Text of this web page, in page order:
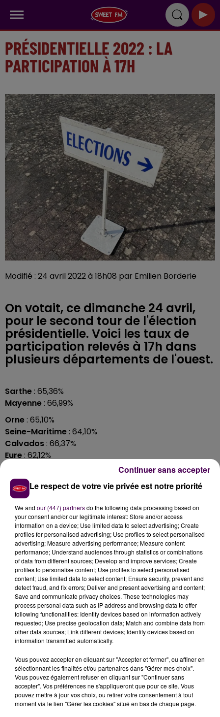
PRÉSIDENTIELLE 2022 : LA
PARTICIPATION À 17H
Modifié : 24 avril 2022 à 18h08 par Emilien Borderie
On votait, ce dimanche 24 avril,
pour le second tour de l'élection
présidentielle. Voici les taux de
participation relevés à 17h dans
plusieurs départements de l'ouest.
Sarthe : 65,36%
Mayenne : 66,99%
Orne : 65,10%
Seine-Maritime : 64,10%
Calvados : 66,37%
Eure : 62,12%
Eure-et-Loir: 65,57%
Au plan national, on relevait à 17h un taux de
participation de 63,23%, soit deux points de moins
qu'au même moment en 2017.
À LA UNE
31 juillet 2026
Gagnez vos entrées à Terra Botanica !
Le respect de votre vie privée est notre priorité
We and our (447) partnersdo the following data processing based on
your consent and/or our legitimate interest: Store and/or access
information on a device; Use limited data to select advertising; Create
profiles for personalised advertising; Use profiles to select personalised
advertising; Measure advertising performance; Measure content
performance; Understand audiences through statistics or combinations
of data from different sources; Develop and improve services; Create
profiles to personalise content; Use profiles to select personalised
content; Use limited data to select content; Ensure security, prevent and
detect fraud, and fix errors; Deliver and present advertising and content;
Save and communicate privacy choices. These technologies may
process personal data such as IP address and browsing data to offer
following functionalities: Identify devices based on information actively
requested; Use precise geolocation data; Match and combine data from
other data sources; Link different devices; Identify devices based on
information transmitted automatically.
Vous pouvez accepter en cliquant sur "Accepter et fermer", ou affiner en
sélectionnant les finalités et/ou partenaires dans "Gérer mes choix".
Vous pouvez également refuser en cliquant sur "Continuer sans
accepter". Vos préférences ne s'appliqueront que pour ce site. Vous
pouvez mettre à jour vos choix, ou retirer votre consentement à tout
moment via le lien "Gérer les cookies" situé en bas de chaque page.
Continuer sans accepter